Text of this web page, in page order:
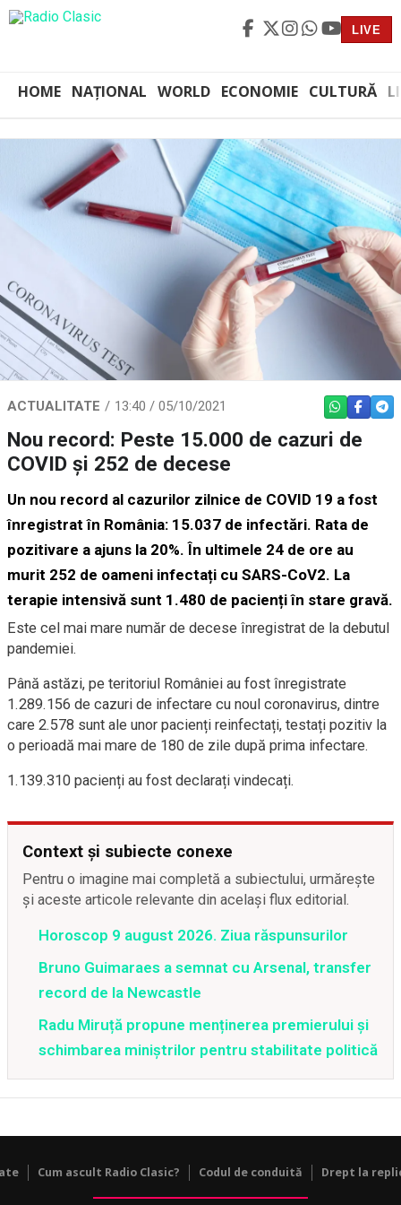
LIVE
HOME NAȚIONAL WORLD ECONOMIE CULTURĂ
ACTUALITATE 13:40 / 05/10/2021 WHATSAPP
Nou record: Peste 15.000 de cazuri de
COVID și 252 de decese
Un nou record al cazurilor zilnice de COVID 19 a fost
înregistrat în România: 15.037 de infectări. Rata de
pozitivare a ajuns la 20%. În ultimele 24 de ore au
murit 252 de oameni infectați cu SARS-CoV2. La
terapie intensivă sunt 1.480 de pacienți în stare gravă.
Este cel mai mare număr de decese înregistrat de la debutul
pandemiei.
Până astăzi, pe teritoriul României au fost înregistrate
1.289.156 de cazuri de infectare cu noul coronavirus, dintre
care 2.578 sunt ale unor pacienți reinfectați, testați pozitiv la
o perioadă mai mare de 180 de zile după prima infectare.
1.139.310 pacienți au fost declarați vindecați.
Context și subiecte conexe
Pentru o imagine mai completă a subiectului, urmărește
și aceste articole relevante din același flux editorial.
Horoscop 9 august 2026. Ziua răspunsurilor
Bruno Guimaraes a semnat cu Arsenal, transfer
record de la Newcastle
Radu Miruță propune menținerea premierului și
schimbarea miniștrilor pentru stabilitate politică
Cum ascult Radio Clasic? Codul de conduită Drept la